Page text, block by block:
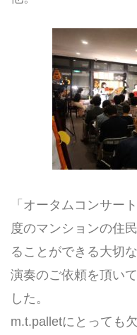
「オータムコンサー
度のマンションの住
ることができる大切な
演奏のご依頼を頂い
した。
m.t.palletにとっても